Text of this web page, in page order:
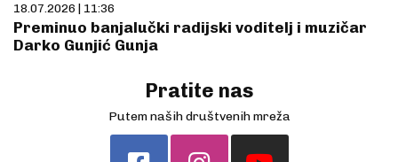
18.07.2026 | 11:36
Preminuo banjalučki radijski voditelj i muzičar
Darko Gunjić Gunja
Pratite nas
Putem naših društvenih mreža